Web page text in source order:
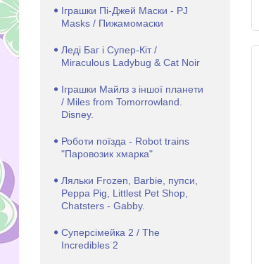
Іграшки Пі-Джей Маски - PJ
Masks / Пижамомаски
Леді Баг і Супер-Кіт /
Miraculous Ladybug & Cat Noir
Іграшки Майлз з іншої планети
/ Miles from Tomorrowland.
Disney.
Роботи поїзда - Robot trains
"Паровозик хмарка"
Ляльки Frozen, Barbie, пупси,
Peppa Pig, Littlest Pet Shop,
Chatsters - Gabby.
Суперсімейка 2 / The
Incredibles 2